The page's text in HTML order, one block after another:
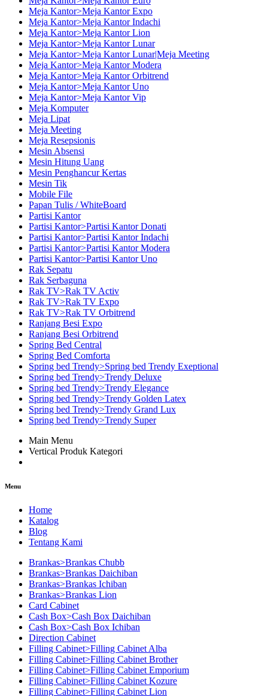
Meja Kantor>Meja Kantor Expo
Meja Kantor>Meja Kantor Indachi
Meja Kantor>Meja Kantor Lion
Meja Kantor>Meja Kantor Lunar
Meja Kantor>Meja Kantor Lunar|Meja Meeting
Meja Kantor>Meja Kantor Modera
Meja Kantor>Meja Kantor Orbitrend
Meja Kantor>Meja Kantor Uno
Meja Kantor>Meja Kantor Vip
Meja Komputer
Meja Lipat
Meja Meeting
Meja Resepsionis
Mesin Absensi
Mesin Hitung Uang
Mesin Penghancur Kertas
Mesin Tik
Mobile File
Papan Tulis / WhiteBoard
Partisi Kantor
Partisi Kantor>Partisi Kantor Donati
Partisi Kantor>Partisi Kantor Indachi
Partisi Kantor>Partisi Kantor Modera
Partisi Kantor>Partisi Kantor Uno
Rak Sepatu
Rak Serbaguna
Rak TV>Rak TV Activ
Rak TV>Rak TV Expo
Rak TV>Rak TV Orbitrend
Ranjang Besi Expo
Ranjang Besi Orbitrend
Spring Bed Central
Spring Bed Comforta
Spring bed Trendy>Spring bed Trendy Exeptional
Spring bed Trendy>Trendy Deluxe
Spring bed Trendy>Trendy Elegance
Spring bed Trendy>Trendy Golden Latex
Spring bed Trendy>Trendy Grand Lux
Spring bed Trendy>Trendy Super
Main Menu
Vertical Produk Kategori
Menu
Home
Katalog
Blog
Tentang Kami
Brankas>Brankas Chubb
Brankas>Brankas Daichiban
Brankas>Brankas Ichiban
Brankas>Brankas Lion
Card Cabinet
Cash Box>Cash Box Daichiban
Cash Box>Cash Box Ichiban
Direction Cabinet
Filling Cabinet>Filling Cabinet Alba
Filling Cabinet>Filling Cabinet Brother
Filling Cabinet>Filling Cabinet Emporium
Filling Cabinet>Filling Cabinet Kozure
Filling Cabinet>Filling Cabinet Lion